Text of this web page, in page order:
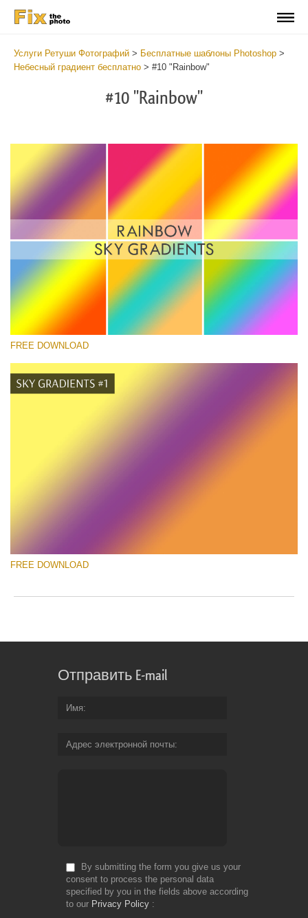
Услуги Ретуши Фотографий > Бесплатные шаблоны Photoshop >
Небесный градиент бесплатно > #10 "Rainbow"
#10 "Rainbow"
FREE DOWNLOAD
FREE DOWNLOAD
Отправить E-mail
Имя
Адрес электронной почты
By submitting the form you give us your
consent to process the personal data
specified by you in the fields above according
to our Privacy Policy